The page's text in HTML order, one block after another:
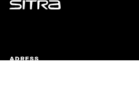
Sitra
ADRESS